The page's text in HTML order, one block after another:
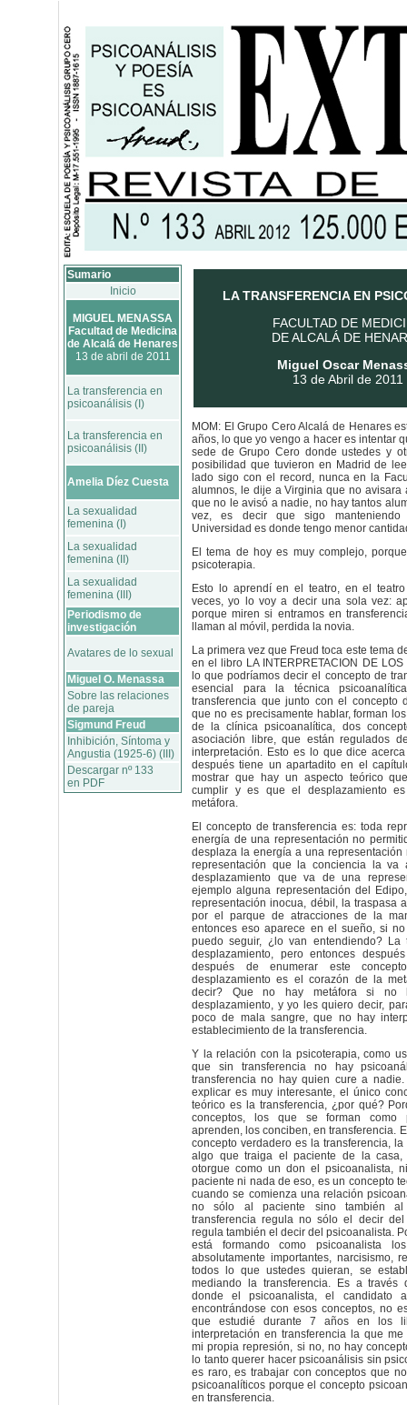
Sumario
Inicio
MIGUEL MENASSA
Facultad de Medicina
de Alcalá de Henares
13 de abril de 2011
La transferencia en
psicoanálisis (I)
La transferencia en
psicoanálisis (II)
Amelia Díez Cuesta
La sexualidad
femenina (I)
La sexualidad
femenina (II)
La sexualidad
femenina (III)
Periodismo de
investigación
Avatares de lo sexual
Miguel O. Menassa
Sobre las relaciones
de pareja
Sigmund Freud
Inhibición, Síntoma y
Angustia (1925-6) (III)
Descargar nº 133
en PDF
LA TRANSFERENCIA EN
FACULTAD DE
DE ALCALÁ DE
Miguel Oscar
13 de Abril de 2011
MOM: El Grupo Cero Alcalá de Henares
años, lo que yo vengo a hacer es intentar
sede de Grupo Cero donde ustedes y
posibilidad que tuvieron en Madrid de
lado sigo con el record, nunca en la
alumnos, le dije a Virginia que no avisara
que no le avisó a nadie, no hay tantos
vez, es decir que sigo
Universidad es donde tengo menor
El tema de hoy es muy complejo,
psicoterapia.
Esto lo aprendí en el teatro, en el
veces, yo lo voy a decir una sola vez:
porque miren si entramos en
llaman al móvil, perdida la novia.
La primera vez que Freud toca este tema
en el libro LA INTERPRETACION DE
lo que podríamos decir el concepto de
esencial para la técnica
transferencia que junto con el concepto
que no es precisamente hablar, forman
de la clínica psicoanalítica, dos
asociación libre, que están regulados
interpretación. Esto es lo que dice
después tiene un apartadito en el
mostrar que hay un aspecto teórico
cumplir y es que el desplazamiento
metáfora.
El concepto de transferencia es: toda
energía de una representación no
desplaza la energía a una representación
representación que la conciencia la
desplazamiento que va de una
ejemplo alguna representación del
representación inocua, débil, la traspasa
por el parque de atracciones de la
entonces eso aparece en el sueño, si
puedo seguir, ¿lo van entendiendo? La
desplazamiento, pero entonces
después de enumerar este
desplazamiento es el corazón de la
decir? Que no hay metáfora si no
desplazamiento, y yo les quiero decir,
poco de mala sangre, que no hay
establecimiento de la transferencia.
Y la relación con la psicoterapia, como
que sin transferencia no hay
transferencia no hay quien cure a
explicar es muy interesante, el único
teórico es la transferencia, ¿por qué?
conceptos, los que se forman como
aprenden, los conciben, en transferencia.
concepto verdadero es la transferencia,
algo que traiga el paciente de la
otorgue como un don el psicoanalista,
paciente ni nada de eso, es un concepto
cuando se comienza una relación
no sólo al paciente sino también al
transferencia regula no sólo el decir
regula también el decir del psicoanalista.
está formando como psicoanalista
absolutamente importantes, narcisismo,
todos lo que ustedes quieran, se
mediando la transferencia. Es a través
donde el psicoanalista, el candidato
encontrándose con esos conceptos, no
que estudié durante 7 años en los
interpretación en transferencia la que me
mi propia represión, si no, no hay
lo tanto querer hacer psicoanálisis sin
es raro, es trabajar con conceptos que
psicoanalíticos porque el concepto
en transferencia.